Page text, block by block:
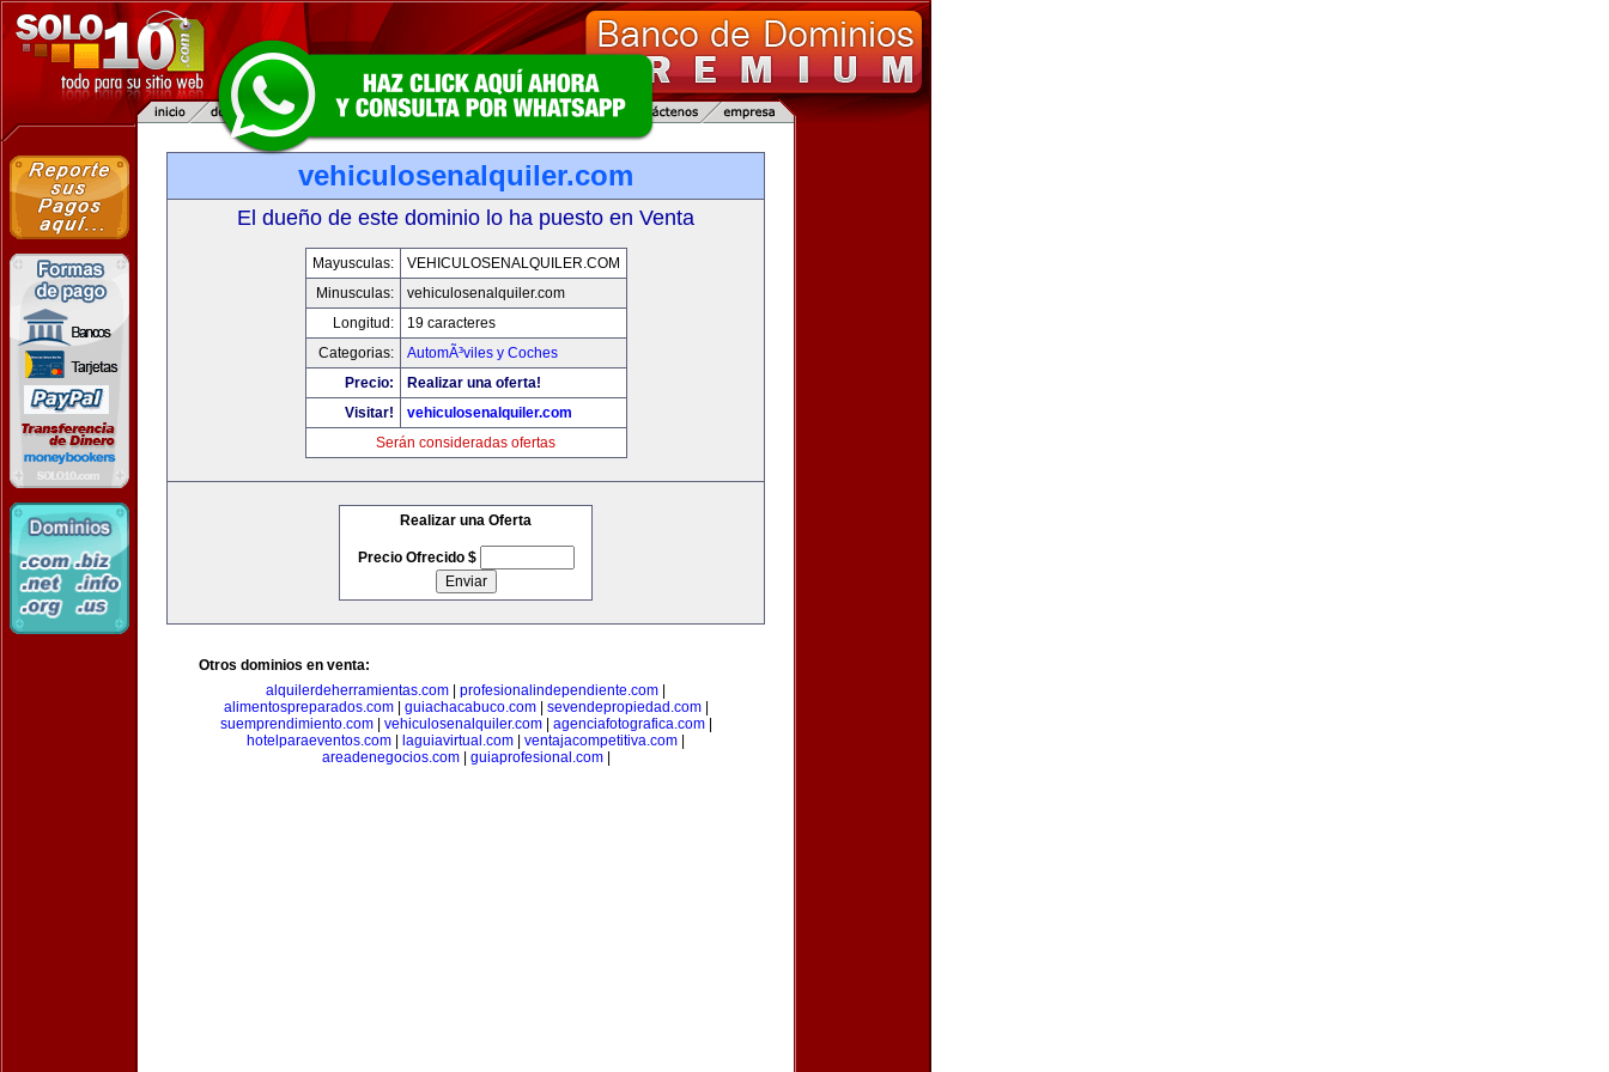
vehiculosenalquiler.com
El dueño de este dominio lo ha puesto en Venta
Mayusculas:
VEHICULOSENALQUILER.COM
Minusculas:
vehiculosenalquiler.com
Longitud:
19 caracteres
Categorias:
AutomÃ³viles y Coches
Precio:
Realizar una oferta!
Visitar!
vehiculosenalquiler.com
Serán consideradas ofertas
Realizar una Oferta
Precio Ofrecido $
Otros dominios en venta:
alquilerdeherramientas.com
profesionalindependiente.com
alimentospreparados.com| guiachacabuco.com| sevendepropiedad.com|
suemprendimiento.com| vehiculosenalquiler.com| agenciafotografica.com|
hotelparaeventos.com
laguiavirtual.com ventajacompetitiva.com
areadenegocios.com| guiaprofesional.com|